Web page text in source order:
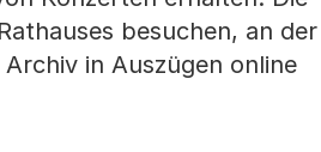
besuchen, an der
in Auszügen online